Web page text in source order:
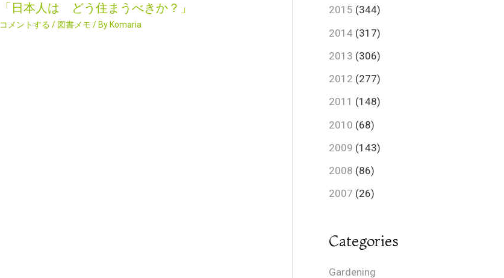
「日本人は どう住まうべきか？」
コメントする / 図書メモ / By Komaria
2015 (344)
2014 (317)
2013 (306)
2012 (277)
2011 (148)
2010 (68)
2009 (143)
2008 (86)
2007 (26)
Categories
Gardening